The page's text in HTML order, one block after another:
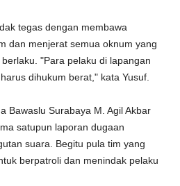
tegas dengan membawa
dan menjerat semua oknum yang
"Para pelaku di lapangan
dihukum berat," kata Yusuf.
Bawaslu Surabaya M. Agil Akbar
satupun laporan dugaan
suara. Begitu pula tim yang
berpatroli dan menindak pelaku